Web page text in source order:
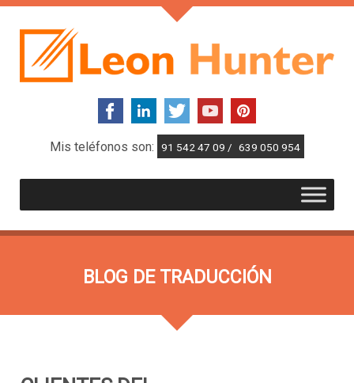
Mis teléfonos son: 91 542 47 09 / 639 050 954
BLOG DE TRADUCCIÓN